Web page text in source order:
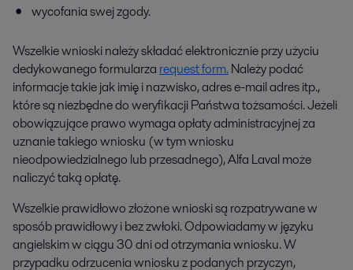
wycofania swej zgody.
Wszelkie wnioski należy składać elektronicznie przy użyciu
dedykowanego formularza request form.Należy podać
informacje takie jak imię i nazwisko, adres e-mail adres itp.,
które są niezbędne do weryfikacji Państwa tożsamości. Jeżeli
obowiązujące prawo wymaga opłaty administracyjnej za
uznanie takiego wniosku (w tym wniosku
nieodpowiedzialnego lub przesadnego), Alfa Laval może
naliczyć taką opłatę.
Wszelkie prawidłowo złożone wnioski są rozpatrywane w
sposób prawidłowy i bez zwłoki. Odpowiadamy w języku
angielskim w ciągu 30 dni od otrzymania wniosku. W
przypadku odrzucenia wniosku z podanych przyczyn,